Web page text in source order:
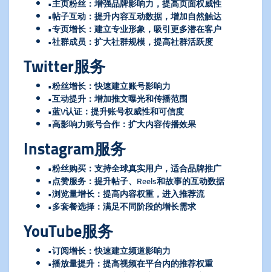
•主页粉丝：增强品牌影响力，提高页面权威性
•帖子互动：提升内容互动数据，增加自然触达
•专页增长：建立专业形象，吸引更多潜在客户
•社群成员：扩大社群规模，提高社群活跃度
Twitter服务
•粉丝增长：快速建立账号影响力
•互动提升：增加推文曝光和传播范围
•蓝V认证：提升账号权威性和可信度
•高影响力账号合作：扩大内容传播效果
Instagram服务
•粉丝购买：支持全球真实用户，适合品牌推广
•点赞服务：提升帖子、Reels和故事的互动数据
•浏览量增长：提高内容权重，进入推荐流
•多套餐选择：满足不同阶段的增长需求
YouTube服务
•订阅增长：快速建立频道影响力
•播放量提升：提高视频在平台内的推荐权重